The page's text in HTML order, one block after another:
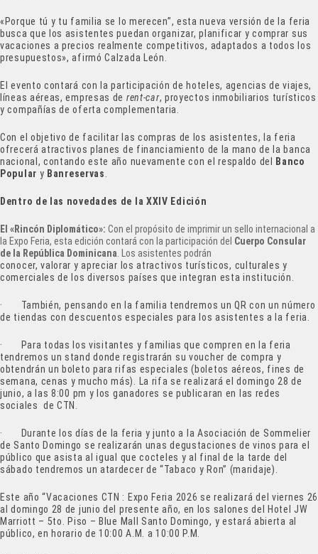
«Porque tú y tu familia se lo merecen”, esta nueva versión de la feria
busca que los asistentes puedan organizar, planificar y comprar sus
vacaciones a precios realmente competitivos, adaptados a todos los
presupuestos», afirmó Calzada León.
El evento contará con la participación de hoteles, agencias de viajes,
líneas aéreas, empresas de rent-car, proyectos inmobiliarios turísticos
y compañías de oferta complementaria.
Con el objetivo de facilitar las compras de los asistentes, la feria
ofrecerá atractivos planes de financiamiento de la mano de la banca
nacional, contando este año nuevamente con el respaldo del
Banco
Popular y Banreservas
Dentro de las novedades de la XXIV Edición
El «Rincón Diplomático»: Con el propósito de imprimir un sello internacional a
la Expo Feria, esta edición contará con la participación del Cuerpo Consular
de la República Dominicana . Los asistentes podrán
conocer, valorar y apreciar los atractivos turísticos, culturales y
comerciales de los diversos países que integran esta institución.
· También, pensando en la familia tendremos un QR con un número
de tiendas con descuentos especiales para los asistentes a la feria.
· Para todas los visitantes y familias que compren en la feria
tendremos un stand donde registrarán su voucher de compra y
obtendrán un boleto para rifas especiales (boletos aéreos, fines de
semana, cenas y mucho más). La rifa se realizará el domingo 28 de
junio, a las 8:00 pm y los ganadores se publicaran en las redes
sociales de CTN.
· Durante los días de la feria y junto a la Asociación de Sommelier
de Santo Domingo se realizarán unas degustaciones de vinos para el
público que asista al igual que cocteles y al final de la tarde del
sábado tendremos un atardecer de “Tabaco y Ron” (maridaje).
Este año “Vacaciones CTN : Expo Feria 2026 se realizará del viernes 26
al domingo 28 de junio del presente año, en los salones del Hotel JW
Marriott – 5to. Piso – Blue Mall Santo Domingo, y estará abierta al
público, en horario de 10:00 A.M. a 10:00 P.M.